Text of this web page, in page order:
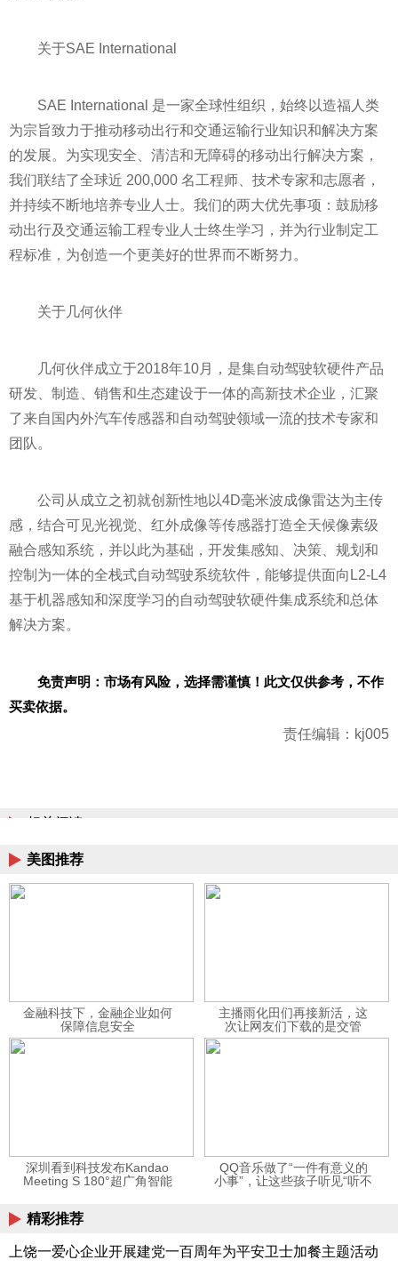
关于SAE International
SAE International 是一家全球性组织，始终以造福人类
为宗旨致力于推动移动出行和交通运输行业知识和解决方案
的发展。为实现安全、清洁和无障碍的移动出行解决方案，
我们联结了全球近 200,000 名工程师、技术专家和志愿者，
并持续不断地培养专业人士。我们的两大优先事项：鼓励移
动出行及交通运输工程专业人士终生学习 ，并为行业制定工
程标准，为创造一个更美好的世界而不断努力。
关于几何伙伴
几何伙伴成立于2018年10月，是集自动驾驶软硬件产品
研发、制造、销售和生态建设于一体的高新技术企业，汇聚
了来自国内外汽车传感器和自动驾驶领域一流的技术专家和
团队。
公司从成立之初就创新性地以4D毫米波成像雷达为主传
感，结合可见光视觉、红外成像等传感器打造全天候像素级
融合感知系统，并以此为基础，开发集感知、决策、规划和
控制为一体的全栈式自动驾驶系统软件，能够提供面向L2-L4
基于机器感知和深度学习的自动驾驶软硬件集成系统和总体
解决方案。
免责声明：市场有风险，选择需谨慎！此文仅供参考，不作
买卖依据。
责任编辑：kj005
相关阅读
美图推荐
金融科技下，金融企业如何
保障信息安全
主播雨化田们再接新活，这
次让网友们下载的是交管
12123APP
深圳看到科技发布Kandao
Meeting S 180°超广角智能
QQ音乐做了“一件有意义的
小事”，让这些孩子听见“听不
精彩推荐
上饶一爱心企业开展建党一百周年为平安卫士加餐主题活动